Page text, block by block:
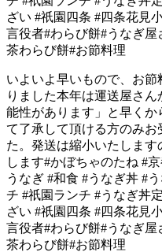
いよいよ早いもので、お
りました本年は運送屋さ
能性があります」と早く
て了承して頂ける方のみ
た。発送は縮小いたしま
します#かぼちゃのたね #
うなぎ #和食 #うなぎ丼 #
チ #祇園ランチ #うなぎ丼
ざい #祇園四条 #四条花見
言役者#わらび餅#うなぎ
茶わらび餅#お節料理